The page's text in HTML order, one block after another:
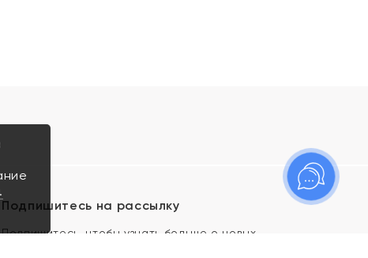
Подпишитесь на рассылку
Подпишитесь, чтобы узнать больше о новых